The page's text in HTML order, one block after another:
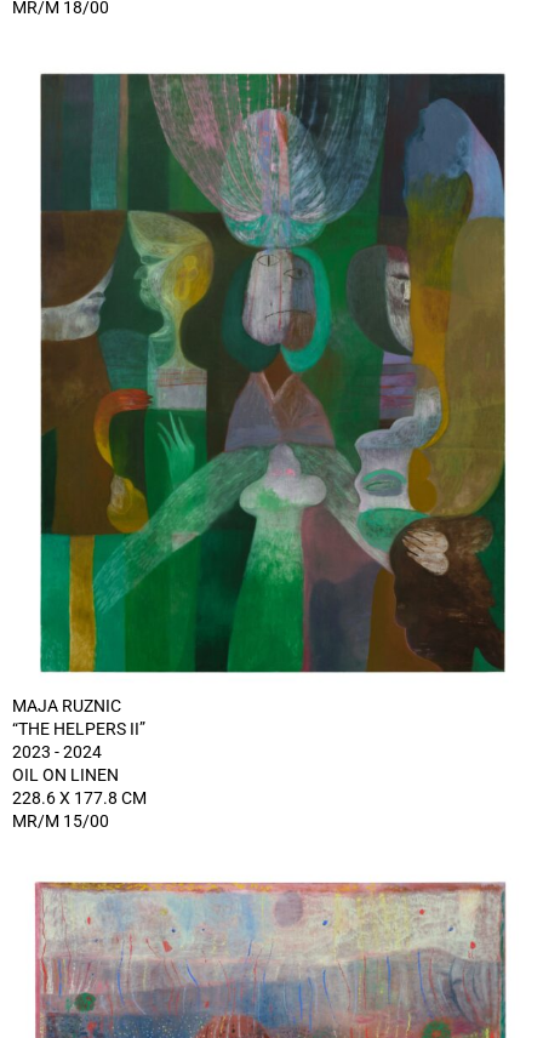
MR/M 18/00
MAJA RUZNIC
“THE HELPERS II”
2023 - 2024
OIL ON LINEN
228.6 X 177.8 CM
MR/M 15/00